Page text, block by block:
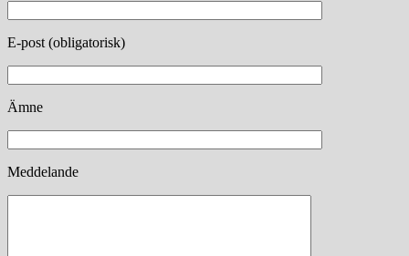
E-post (obligatorisk)
Ämne
Meddelande